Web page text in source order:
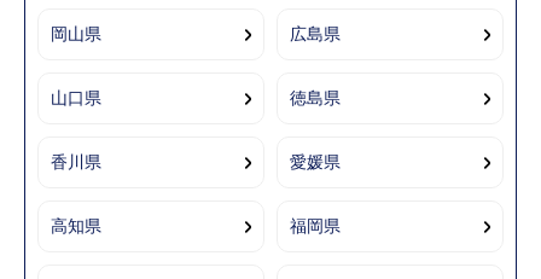
岡山県 広島県
山口県 徳島県
香川県 愛媛県
高知県 福岡県